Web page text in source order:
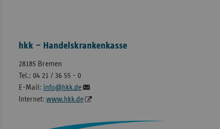
hkk – Handelskrankenkasse
28185 Bremen
Tel.: 04 21 / 36 55 - 0
E-Mail: info@hkk.de
Internet: www.hkk.de